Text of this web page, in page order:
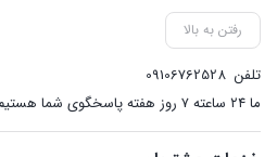
رفتن به بالا
تلفن 09106762528
ما ۲۴ ساعته ۷ روز هفته پاسخگوی شما هستیم.